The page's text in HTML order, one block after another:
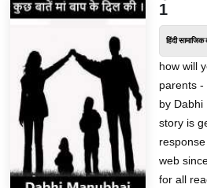
1
हिंदी सामाजिक
how will
parents -
by Dabhi
story is
web
for all